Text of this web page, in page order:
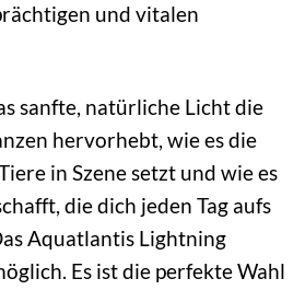
und vitalen
sanfte, natürliche Licht die
hervorhebt, wie es die
in Szene setzt und wie es
die dich jeden Tag aufs
Aquatlantis Lightning
Es ist die perfekte Wahl